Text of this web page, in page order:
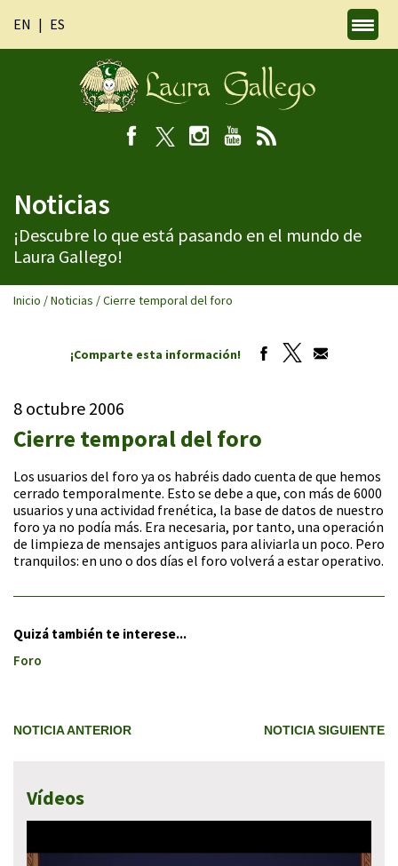
EN ES
Noticias
¡Descubre lo que está pasando en el mundo de
Laura Gallego!
Inicio /Noticias /Cierre temporal del foro
¡Comparte esta información!
8 octubre 2006
Cierre temporal del foro
Los usuarios del foro ya os habréis dado cuenta de que hemos
cerrado temporalmente. Esto se debe a que, con más de 6000
usuarios y una actividad frenética, la base de datos de nuestro
foro ya no podía más. Era necesaria, por tanto, una operación
de limpieza de mensajes antiguos para aliviarla un poco. Pero
tranquilos: en uno o dos días el foro volverá a estar operativo.
Quizá también te interese...
Foro
NOTICIA ANTERIOR NOTICIA SIGUIENTE
Vídeos